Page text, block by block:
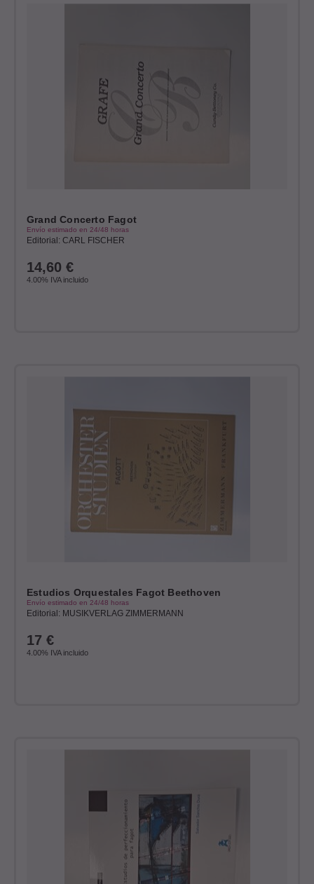
Grand Concerto Fagot
Envío estimado en 24/48 horas
Editorial: CARL FISCHER
14,60 €
4.00% IVA incluido
Estudios Orquestales Fagot Beethoven
Envío estimado en 24/48 horas
Editorial: MUSIKVERLAG ZIMMERMANN
17 €
4.00% IVA incluido